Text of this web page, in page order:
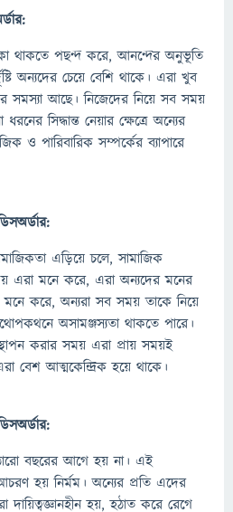
থাকতে পছন্দ করে, আনন্দের অনুভূতি
অন্যদের চেয়ে বেশি থাকে। এরা খুব
সমস্যা আছে। নিজেদের নিয়ে সব সময়
সিদ্ধান্ত নেয়ার ক্ষেত্রে অন্যের
ও পারিবারিক সম্পর্কের ব্যাপারে
এড়িয়ে চলে, সামাজিক
এরা মনে করে, এরা অন্যদের মনের
মনে করে, অন্যরা সব সময় তাকে নিয়ে
অসামঞ্জস্যতা থাকতে পারে।
করার সময় এরা প্রায় সময়ই
বেশ আত্মকেন্দ্রিক হয়ে থাকে।
বছরের আগে হয় না। এই
হয় নির্মম। অন্যের প্রতি এদের
হয়, হঠাত করে রেগে